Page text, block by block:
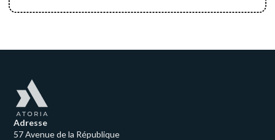
Adresse
57 Avenue de la République